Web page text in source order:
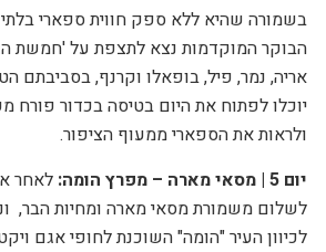
בשמורה שהיא ללא ספק חווית ספארי
הבוקר המוקדמות נצא לתצפת על 'חמשת
אריה, נמר, פיל, בופאלו וקרנף, בסביבתם
יוכלו לפתוח את היום בטיסה בכדור פורח
ולראות את הספארי ממעוף הציפור.
יום 5 | מסאי מארה – מפרץ הומה:
לאחר
לשלום משמורת מסאי מארה ומחיות הבר,
לכיוון העיר "הומה" השוכנת לחופי אגם